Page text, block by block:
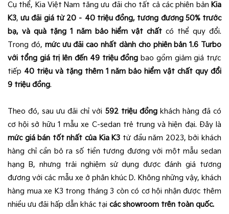
Cụ thể, Kia Việt Nam tăng ưu đãi cho tất cả các phiên bản Kia
K3,ưu đãi giá từ 20 – 40 triệu đồng, tương đương 50% trước
bạ, và quà tặng 1 năm bảo hiểm vật chất có thể quy đổi.
Trong đó, mức ưu đãi cao nhất dành cho phiên bản 1.6 Turbo
với tổng giá trị lên đến 49 triệu đồng bao gồm giảm giá trực
tiếp 40 triệu và tặng thêm 1 năm bảo hiểm vật chất quy đổi
9 triệu đồng.
Theo đó, sau ưu đãi chỉ với 592 triệu đồngkhách hàng đã có
cơ hội sở hữu 1 mẫu xe C-sedan trẻ trung và hiện đại. Đây là
mức giá bán tốt nhất của Kia K3 từ đầu năm 2023, bởi khách
hàng chỉ cần bỏ ra số tiền tương đương với một mẫu sedan
hạng B, nhưng trải nghiệm sử dụng được đánh giá tương
đương với các mẫu xe ở phân khúc D. Không những vậy, khách
hàng mua xe K3 trong tháng 3 còn có cơ hội nhận được thêm
nhiều ưu đãi hấp dẫn khác tại các showroom trên toàn quốc.